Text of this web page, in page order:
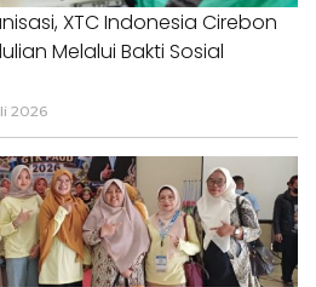
XTC Indonesia Cirebon
Melalui Bakti Sosial
2026